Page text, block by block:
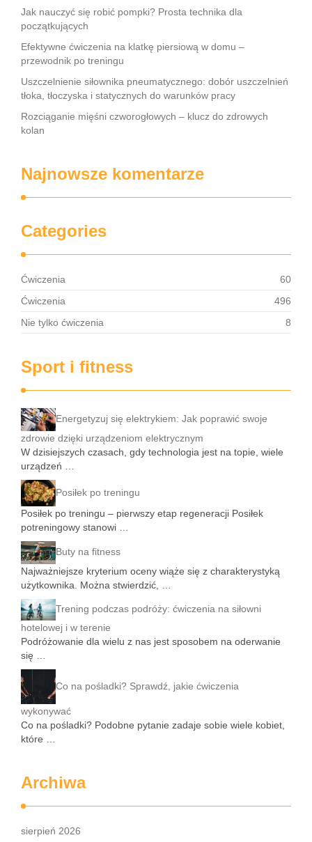
Jak nauczyć się robić pompki? Prosta technika dla
początkujących
Efektywne ćwiczenia na klatkę piersiową w domu –
przewodnik po treningu
Uszczelnienie siłownika pneumatycznego: dobór uszczelnień
tłoka, tłoczyska i statycznych do warunków pracy
Rozciąganie mięśni czworogłowych – klucz do zdrowych
kolan
Najnowsze komentarze
Categories
Ćwiczenia
60
Ćwiczenia
496
Nie tylko ćwiczenia
8
Sport i fitness
Energetyzuj się elektrykiem: Jak poprawić swoje
zdrowie dzięki urządzeniom elektrycznym
W dzisiejszych czasach, gdy technologia jest na topie, wiele
urządzeń …
Posiłek po treningu
Posiłek po treningu – pierwszy etap regeneracji Posiłek
potreningowy stanowi …
Buty na fitness
Najważniejsze kryterium oceny wiąże się z charakterystyką
użytkownika. Można stwierdzić, …
Trening podczas podróży: ćwiczenia na siłowni
hotelowej i w terenie
Podróżowanie dla wielu z nas jest sposobem na oderwanie
się …
Co na pośladki? Sprawdź, jakie ćwiczenia
wykonywać
Co na pośladki? Podobne pytanie zadaje sobie wiele kobiet,
które …
Archiwa
sierpień 2026